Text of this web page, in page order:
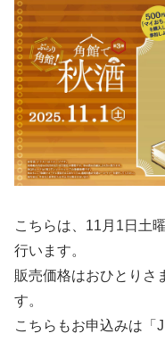
こちらは、11月1日土
行います。
販売価格はおひとりさ
す。
こちらもお申込みは「